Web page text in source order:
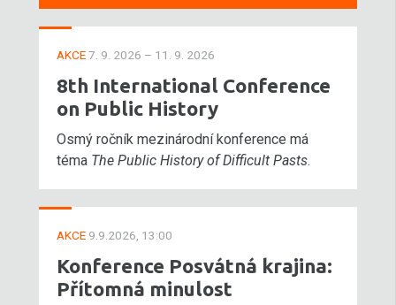
AKCE7. 9. 2026 – 11. 9. 2026
8th International Conference
on Public History
Osmý ročník mezinárodní konference má
téma The Public History of Difficult Pasts.
AKCE 9.9.2026, 13:00
Konference Posvátná krajina:
Přítomná minulost